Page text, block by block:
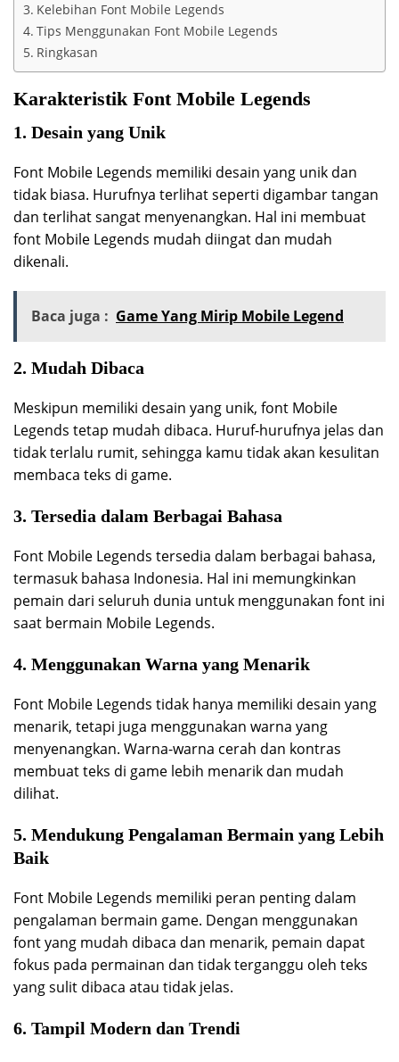
Kelebihan Font Mobile Legends
Tips Menggunakan Font Mobile Legends
Ringkasan
Karakteristik Font Mobile Legends
1. Desain yang Unik
Font Mobile Legends memiliki desain yang unik dan
tidak biasa. Hurufnya terlihat seperti digambar tangan
dan terlihat sangat menyenangkan. Hal ini membuat
font Mobile Legends mudah diingat dan mudah
dikenali.
Baca juga : Game Yang Mirip Mobile Legend
2. Mudah Dibaca
Meskipun memiliki desain yang unik, font Mobile
Legends tetap mudah dibaca. Huruf-hurufnya jelas dan
tidak terlalu rumit, sehingga kamu tidak akan kesulitan
membaca teks di game.
3. Tersedia dalam Berbagai Bahasa
Font Mobile Legends tersedia dalam berbagai bahasa,
termasuk bahasa Indonesia. Hal ini memungkinkan
pemain dari seluruh dunia untuk menggunakan font ini
saat bermain Mobile Legends.
4. Menggunakan Warna yang Menarik
Font Mobile Legends tidak hanya memiliki desain yang
menarik, tetapi juga menggunakan warna yang
menyenangkan. Warna-warna cerah dan kontras
membuat teks di game lebih menarik dan mudah
dilihat.
5. Mendukung Pengalaman Bermain yang Lebih
Baik
Font Mobile Legends memiliki peran penting dalam
pengalaman bermain game. Dengan menggunakan
font yang mudah dibaca dan menarik, pemain dapat
fokus pada permainan dan tidak terganggu oleh teks
yang sulit dibaca atau tidak jelas.
6. Tampil Modern dan Trendi